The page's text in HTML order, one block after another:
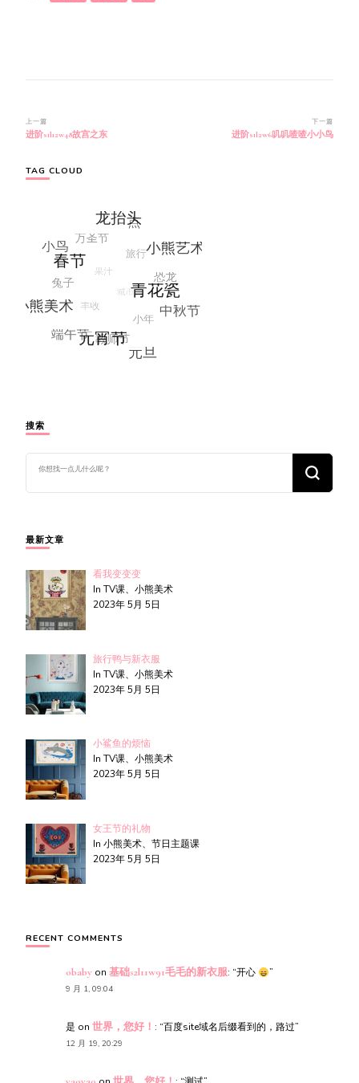
博
文
航
上一篇
进阶s1l12w48故宫之东
下一篇
进阶s1l2w6叽叽喳喳小小鸟
TAG CLOUD
搜索
么
吗?
最新文章
看我变变变
In TV课、小熊美术
2023年 5月 5日
旅行鸭与新衣服
In TV课、小熊美术
2023年 5月 5日
小鲨鱼的烦恼
In TV课、小熊美术
2023年 5月 5日
女王节的礼物
In 小熊美术、节日主题课
2023年 5月 5日
RECENT COMMENTS
obaby on 基础s2l11w91毛毛的新衣服: “开心 ”
9 月 1, 09:04
是 on 世界，您好！ : “百度site域名后缀看到的，路过”
12 月 19, 20:29